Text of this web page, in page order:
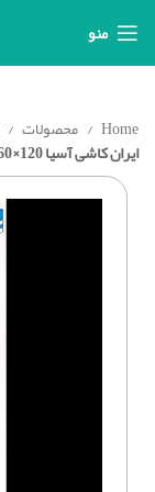
منو
Home محصولات
ایران کاشی آسیا 120×60 – Asia Tile